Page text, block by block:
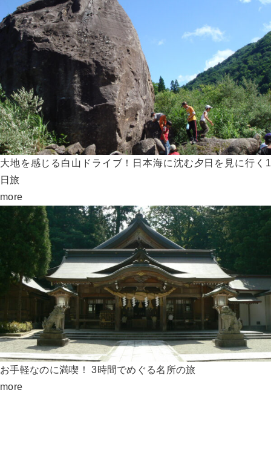
大地を感じる白山ドライブ！日本海に沈む夕日を見に行く1
日旅
more
お手軽なのに満喫！ 3時間でめぐる名所の旅
more